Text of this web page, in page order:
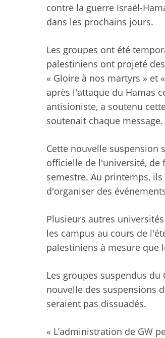
contre la guerre Israël-
dans les prochains jours.
Les groupes ont été
palestiniens ont projeté
« Gloire à nos martyrs » et
après l'attaque du Hamas
antisioniste, a soutenu
soutenait chaque message.
Cette nouvelle suspension
officielle de l'université,
semestre. Au printemps,
d'organiser des
Plusieurs autres
les campus au cours de
palestiniens à mesure que
Les groupes suspendus
nouvelle des suspensions
seraient pas dissuadés.
« L’administration de GW